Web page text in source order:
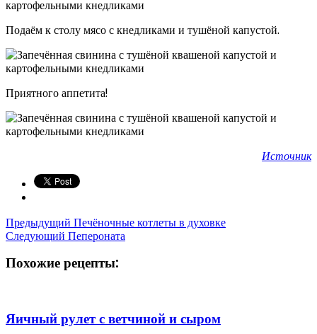
Подаём к столу мясо с кнедликами и тушёной капустой.
Приятного аппетита!
Источник
Предыдущий Печёночные котлеты в духовке
Следующий Пепероната
Похожие рецепты:
Яичный рулет с ветчиной и сыром